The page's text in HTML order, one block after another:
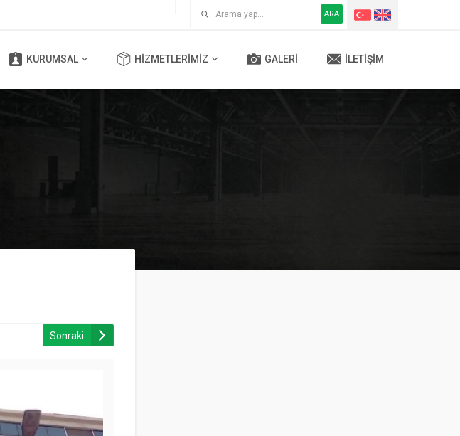
ARA
KURUMSAL HIZMETLERIMIZ GALERI İLETIŞIM
Sonraki